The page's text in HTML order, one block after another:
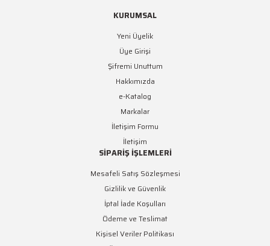
KURUMSAL
Yeni Üyelik
Üye Girişi
Şifremi Unuttum
Hakkımızda
e-Katalog
Markalar
İletişim Formu
İletişim
SİPARİŞ İŞLEMLERİ
Mesafeli Satış Sözleşmesi
Gizlilik ve Güvenlik
İptal İade Koşulları
Ödeme ve Teslimat
Kişisel Veriler Politikası